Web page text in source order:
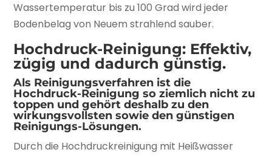
Wassertemperatur bis zu 100 Grad wird jeder
Bodenbelag von Neuem strahlend sauber.
Hochdruck-Reinigung: Effektiv,
zügig und dadurch günstig.
Als Reinigungsverfahren ist die
Hochdruck-Reinigung so ziemlich nicht zu
toppen und gehört deshalb zu den
wirkungsvollsten sowie den günstigen
Reinigungs-Lösungen.
Durch die Hochdruckreinigung mit Heißwasser